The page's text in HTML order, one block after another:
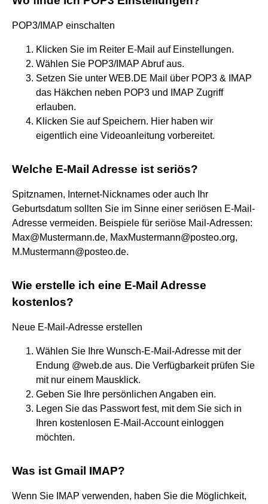
POP3/IMAP einschalten
Klicken Sie im Reiter E-Mail auf Einstellungen.
Wählen Sie POP3/IMAP Abruf aus.
Setzen Sie unter WEB.DE Mail über POP3 & IMAP
das Häkchen neben POP3 und IMAP Zugriff
erlauben.
Klicken Sie auf Speichern. Hier haben wir
eigentlich eine Videoanleitung vorbereitet.
Welche E-Mail Adresse ist seriös?
Spitznamen, Internet-Nicknames oder auch Ihr
Geburtsdatum sollten Sie im Sinne einer seriösen E-Mail-
Adresse vermeiden. Beispiele für seriöse Mail-Adressen:
Max@Mustermann.de, MaxMustermann@posteo.org,
M.Mustermann@posteo.de.
Wie erstelle ich eine E-Mail Adresse
kostenlos?
Neue E-Mail-Adresse erstellen
Wählen Sie Ihre Wunsch-E-Mail-Adresse mit der
Endung @web.de aus. Die Verfügbarkeit prüfen Sie
mit nur einem Mausklick.
Geben Sie Ihre persönlichen Angaben ein.
Legen Sie das Passwort fest, mit dem Sie sich in
Ihren kostenlosen E-Mail-Account einloggen
möchten.
Was ist Gmail IMAP?
Wenn Sie IMAP verwenden, haben Sie die Möglichkeit,